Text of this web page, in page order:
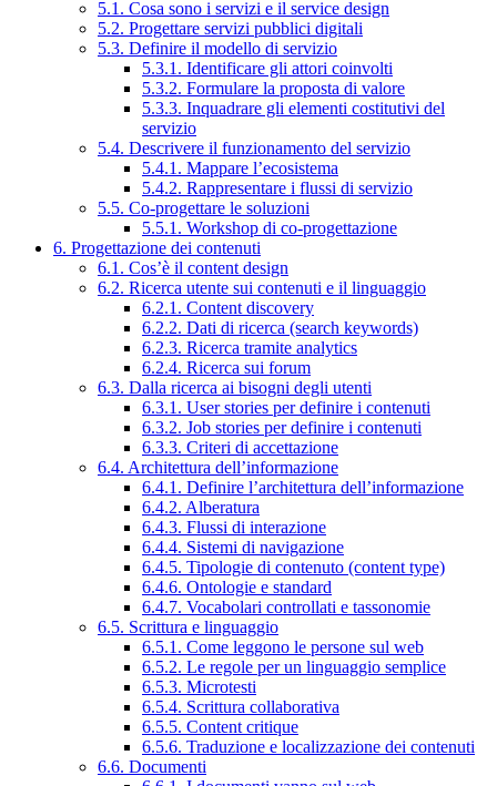
5.1. Cosa sono i servizi e il service design
5.2. Progettare servizi pubblici digitali
5.3. Definire il modello di servizio
5.3.1. Identificare gli attori coinvolti
5.3.2. Formulare la proposta di valore
5.3.3. Inquadrare gli elementi costitutivi del
servizio
5.4. Descrivere il funzionamento del servizio
5.4.1. Mappare l’ecosistema
5.4.2. Rappresentare i flussi di servizio
5.5. Co-progettare le soluzioni
5.5.1. Workshop di co-progettazione
6. Progettazione dei contenuti
6.1. Cos’è il content design
6.2. Ricerca utente sui contenuti e il linguaggio
6.2.1. Content discovery
6.2.2. Dati di ricerca (search keywords)
6.2.3. Ricerca tramite analytics
6.2.4. Ricerca sui forum
6.3. Dalla ricerca ai bisogni degli utenti
6.3.1. User stories per definire i contenuti
6.3.2. Job stories per definire i contenuti
6.3.3. Criteri di accettazione
6.4. Architettura dell’informazione
6.4.1. Definire l’architettura dell’informazione
6.4.2. Alberatura
6.4.3. Flussi di interazione
6.4.4. Sistemi di navigazione
6.4.5. Tipologie di contenuto (content type)
6.4.6. Ontologie e standard
6.4.7. Vocabolari controllati e tassonomie
6.5. Scrittura e linguaggio
6.5.1. Come leggono le persone sul web
6.5.2. Le regole per un linguaggio semplice
6.5.3. Microtesti
6.5.4. Scrittura collaborativa
6.5.5. Content critique
6.5.6. Traduzione e localizzazione dei contenuti
6.6. Documenti